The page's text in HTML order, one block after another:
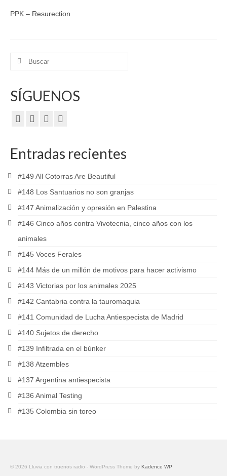
PPK – Resurection
Buscar
SÍGUENOS
Entradas recientes
#149 All Cotorras Are Beautiful
#148 Los Santuarios no son granjas
#147 Animalización y opresión en Palestina
#146 Cinco años contra Vivotecnia, cinco años con los
animales
#145 Voces Ferales
#144 Más de un millón de motivos para hacer activismo
#143 Victorias por los animales 2025
#142 Cantabria contra la tauromaquia
#141 Comunidad de Lucha Antiespecista de Madrid
#140 Sujetos de derecho
#139 Infiltrada en el búnker
#138 Atzembles
#137 Argentina antiespecista
#136 Animal Testing
#135 Colombia sin toreo
© 2026 Lluvia con truenos radio - WordPress Theme by Kadence WP